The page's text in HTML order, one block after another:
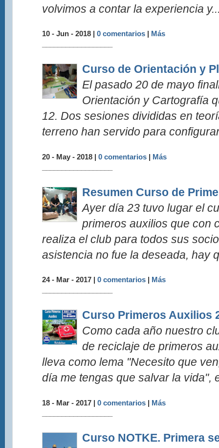
volvimos a contar la experiencia
10 - Jun - 2018 | 0 comentarios| Más
Curso de Orientación y
El pasado 20 de mayo
Orientación y Cartografía
12. Dos sesiones divididas en
terreno han servido para
20 - May - 2018 | 0 comentarios| Más
Resumen Curso de
Ayer día 23 tuvo lugar el
primeros auxilios que con
realiza el club para todos sus
asistencia no fue la deseada, hay
24 - Mar - 2017 | 0 comentarios| Más
Curso Primeros Auxilios
Como cada año nuestro
de reciclaje de primeros
lleva como lema "Necesito que
día me tengas que salvar la vida",
18 - Mar - 2017 | 0 comentarios| Más
Curso NOTKE. Primera